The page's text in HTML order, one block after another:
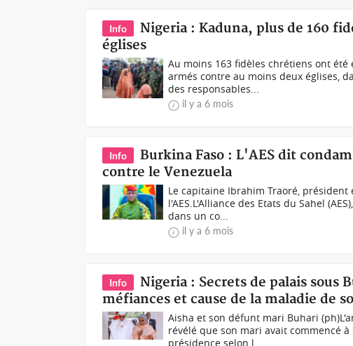
Info
Nigeria : Kaduna, plus de 160
églises
Au moins 163 fidèles chrétiens ont
armés contre au moins deux églises,
des responsables...
il y a 6 mois
Info
Burkina Faso : L'AES dit
contre le Venezuela
Le capitaine Ibrahim Traoré,
l'AES.L'Alliance des Etats du Sahel
dans un co...
il y a 6 mois
Info
Nigeria : Secrets de palais sous
méfiances et cause de la maladie de
Aisha et son défunt mari Buhari
révélé que son mari avait commencé
présidence selon l...